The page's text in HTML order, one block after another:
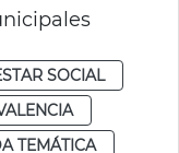
SOCIAL
TEMÁTICA